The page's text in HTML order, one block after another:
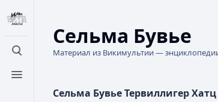
Открыть поиск
Открыть меню
Сельма Бувье
Материал из Викимультии —
Сельма Бувье Тервиллигер